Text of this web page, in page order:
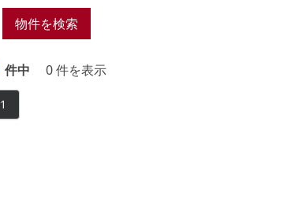
物件を検索
件中 0 件を表示
1